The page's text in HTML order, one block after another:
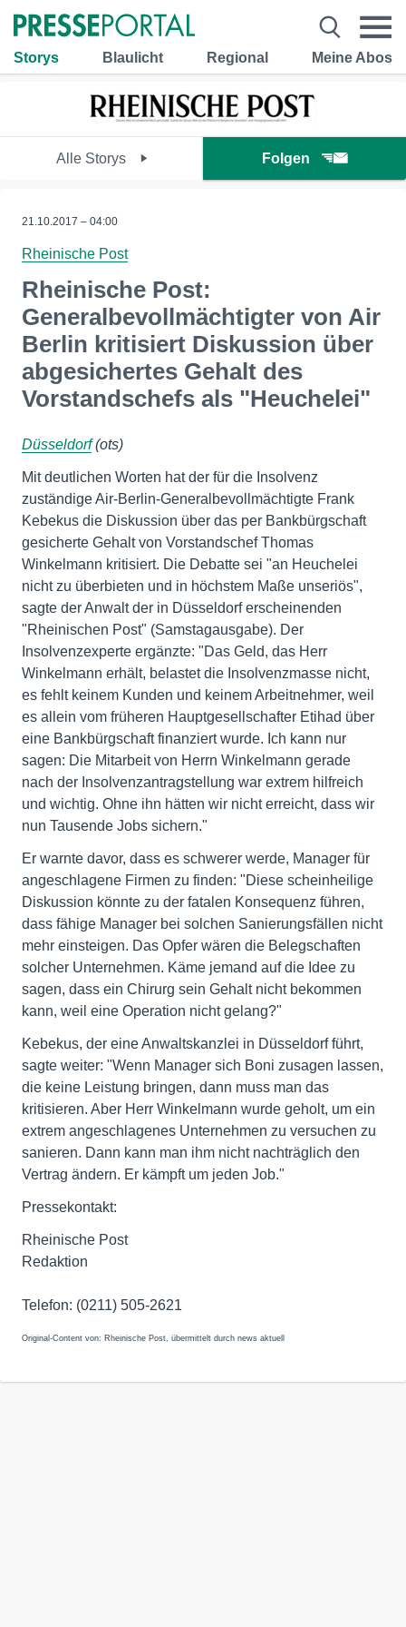
Storys Blaulicht Regional Meine Abos
Alle Storys Folgen
21.10.2017 – 04:00
Rheinische Post
Rheinische Post:
Generalbevollmächtigter von Air
Berlin kritisiert Diskussion über
abgesichertes Gehalt des
Vorstandschefs als "Heuchelei"
Düsseldorf(ots)
Mit deutlichen Worten hat der für die Insolvenz
zuständige Air-Berlin-Generalbevollmächtigte Frank
Kebekus die Diskussion über das per Bankbürgschaft
gesicherte Gehalt von Vorstandschef Thomas
Winkelmann kritisiert. Die Debatte sei "an Heuchelei
nicht zu überbieten und in höchstem Maße unseriös",
sagte der Anwalt der in Düsseldorf erscheinenden
"Rheinischen Post" (Samstagausgabe). Der
Insolvenzexperte ergänzte: "Das Geld, das Herr
Winkelmann erhält, belastet die Insolvenzmasse nicht,
es fehlt keinem Kunden und keinem Arbeitnehmer, weil
es allein vom früheren Hauptgesellschafter Etihad über
eine Bankbürgschaft finanziert wurde. Ich kann nur
sagen: Die Mitarbeit von Herrn Winkelmann gerade
nach der Insolvenzantragstellung war extrem hilfreich
und wichtig. Ohne ihn hätten wir nicht erreicht, dass wir
nun Tausende Jobs sichern."
Er warnte davor, dass es schwerer werde, Manager für
angeschlagene Firmen zu finden: "Diese scheinheilige
Diskussion könnte zu der fatalen Konsequenz führen,
dass fähige Manager bei solchen Sanierungsfällen nicht
mehr einsteigen. Das Opfer wären die Belegschaften
solcher Unternehmen. Käme jemand auf die Idee zu
sagen, dass ein Chirurg sein Gehalt nicht bekommen
kann, weil eine Operation nicht gelang?"
Kebekus, der eine Anwaltskanzlei in Düsseldorf führt,
sagte weiter: "Wenn Manager sich Boni zusagen lassen,
die keine Leistung bringen, dann muss man das
kritisieren. Aber Herr Winkelmann wurde geholt, um ein
extrem angeschlagenes Unternehmen zu versuchen zu
sanieren. Dann kann man ihm nicht nachträglich den
Vertrag ändern. Er kämpft um jeden Job."
Pressekontakt:
Rheinische Post
Redaktion
Telefon: (0211) 505-2621
Original-Content von: Rheinische Post, übermittelt durch news aktuell